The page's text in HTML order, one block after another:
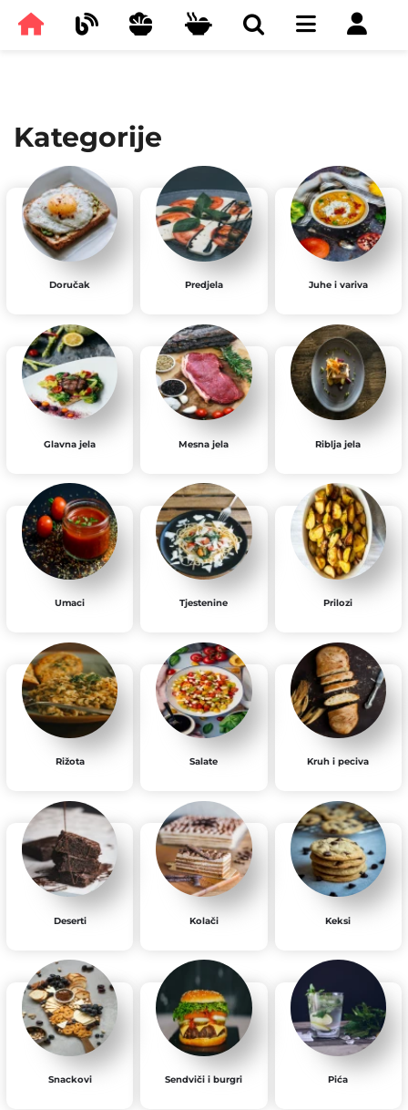
Kategorije
Doručak Predjela Juhe i variva
Glavna jela Mesna jela Riblja jela
Umaci Tjestenine Prilozi
Rižota Salate Kruh i peciva
Deserti Kolači Keksi
Snackovi Sendviči i burgri Pića